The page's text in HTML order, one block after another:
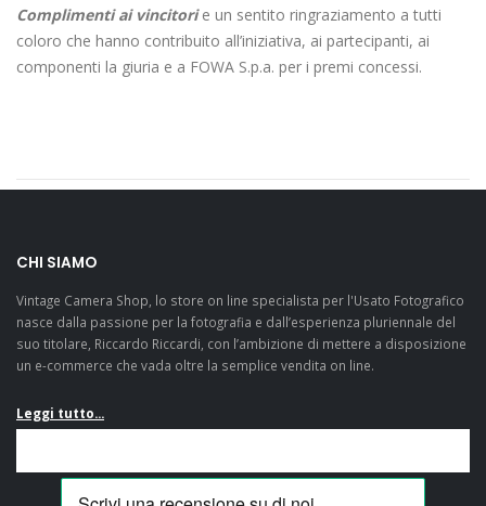
Complimenti ai vincitorie un sentito ringraziamento a tutti
coloro che hanno contribuito all’iniziativa, ai partecipanti, ai
componenti la giuria e a FOWA S.p.a. per i premi concessi.
CHI SIAMO
Vintage Camera Shop, lo store on line specialista per l'Usato Fotografico
nasce dalla passione per la fotografia e dall’esperienza pluriennale del
suo titolare, Riccardo Riccardi, con l’ambizione di mettere a disposizione
un e-commerce che vada oltre la semplice vendita on line.
Leggi tutto...